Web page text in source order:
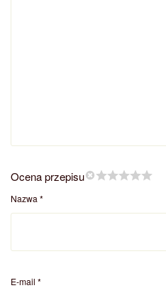
Ocena przepisu
Nazwa *
E-mail *